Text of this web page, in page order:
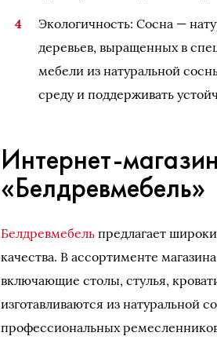
Экологичность: Сосна —
деревьев, выращенных в
мебели из натуральной
среду и поддерживать
Интернет-
«Белдревмебель»
Белдревмебель предлагает
качества. В ассортименте
включающие столы, стулья,
изготавливаются из натуральной
профессиональных